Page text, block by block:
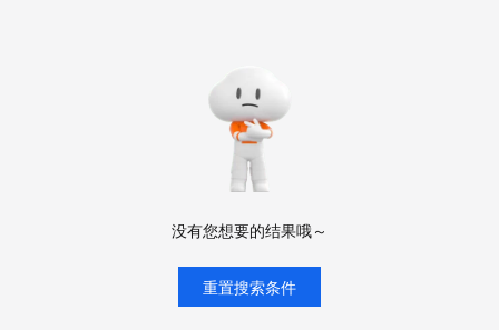
没有您想要的结果哦～
重置搜索条件